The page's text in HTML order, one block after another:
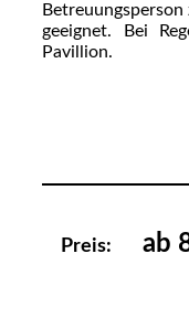
geeignet. Bei
Pavillion.
Preis: ab